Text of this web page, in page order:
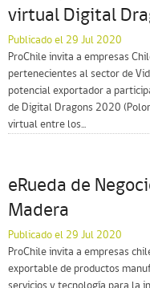
virtual Digital
Publicado el 29 Jul 2020
ProChile invita a empresas
pertenecientes al sector de
potencial exportador a
de Digital Dragons 2020
virtual entre los...
eRueda de
Madera
Publicado el 29 Jul 2020
ProChile invita a empresas
exportable de productos